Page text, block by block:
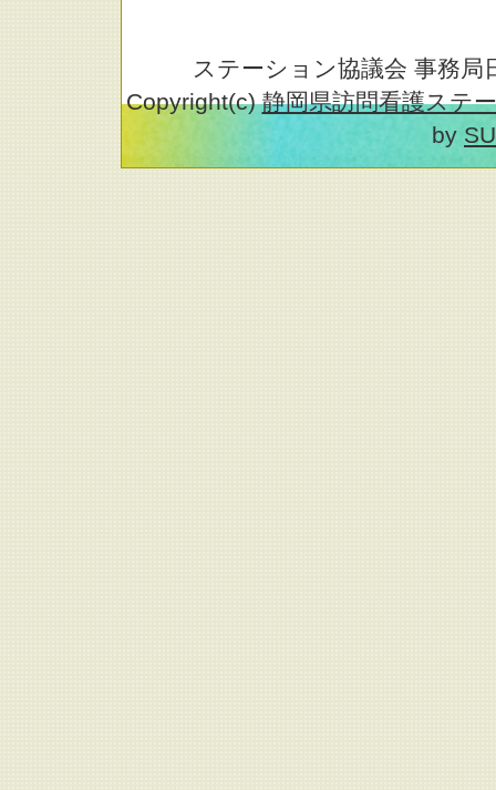
ステーション協議会 事務
Copyright(c)静岡県訪問看護ステ
by